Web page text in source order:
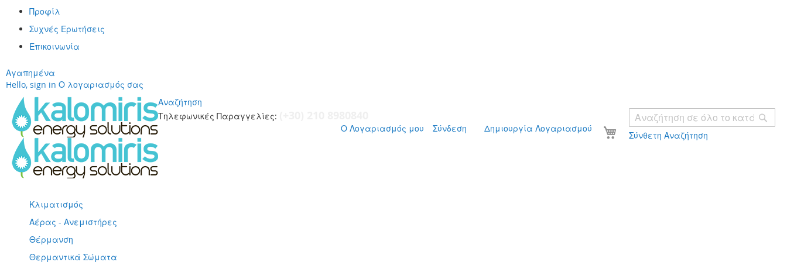
Προφίλ
Συχνές Ερωτήσεις
Επικοινωνία
Αγαπημένα
Hello, sign in Ο λογαριασμός σας
Αναζήτηση
Σύνθετη Αναζήτηση
Τηλεφωνικές Παραγγελίες:
Το καλάθι σας
Ο Λογαριασμός μου Σύνδεση Δημιουργία Λογαριασμού
περιεχόμενο
Κλιματισμός
Αέρας - Ανεμιστήρες
Θέρμανση
Θερμαντικά Σώματα